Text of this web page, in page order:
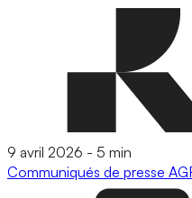
9 avril 2026 - 5 min
Communiqués de presse